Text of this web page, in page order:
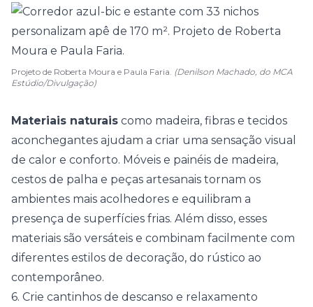
Projeto de Roberta Moura e Paula Faria. (Denilson Machado, do MCA
Estúdio/Divulgação)
Materiais naturais como madeira, fibras e tecidos
aconchegantes ajudam a criar uma sensação visual
de calor e conforto. Móveis e painéis de madeira,
cestos de palha e peças artesanais tornam os
ambientes mais acolhedores e equilibram a
presença de superfícies frias. Além disso, esses
materiais são versáteis e combinam facilmente com
diferentes estilos de decoração, do rústico ao
contemporâneo.
6. Crie cantinhos de descanso e relaxamento